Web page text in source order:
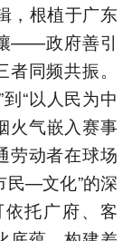
，根植于广东
——政府善引
同频共振。
“以人民为中
火气嵌入赛事
劳动者在球场
民—文化”的深
托广府、客